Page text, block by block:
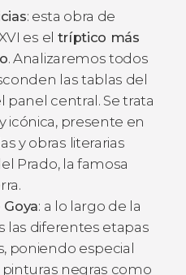
: esta obra de
es el tríptico más
. Analizaremos todos
las tablas del
panel central. Se trata
icónica, presente en
y obras literarias
Prado, la famosa
: a lo largo de la
las diferentes etapas
poniendo especial
pinturas negras como